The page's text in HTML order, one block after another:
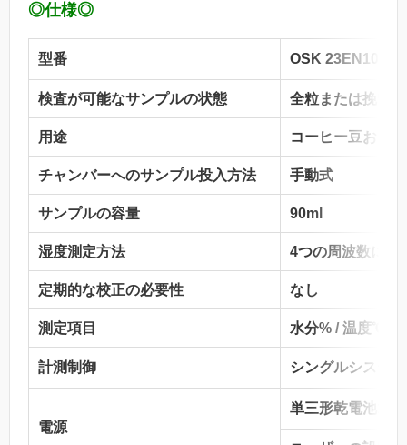
◎仕様◎
型番 OSK 23EN104
検査が可能なサンプルの状態 全粒または挽い
用途 コーヒー豆およ
チャンバーへのサンプル投入方法 手動式
サンプルの容量 90ml
湿度測定方法 4つの周波数によ
定期的な校正の必要性 なし
測定項目 水分% / 温度℃
計測制御 シングルシステ
電源
単三形乾電池